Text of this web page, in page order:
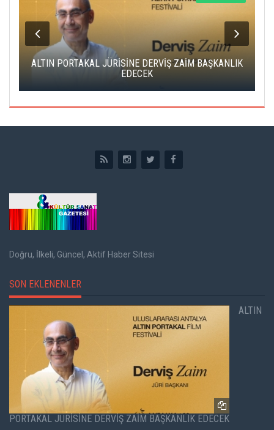
ALTIN PORTAKAL JÜRİSİNE DERVİŞ ZAİM BAŞKANLIK
EDECEK
Doğru, İlkeli, Güncel, Aktif Haber Sitesi
SON EKLENENLER
ALTIN
PORTAKAL JÜRİSİNE DERVİŞ ZAİM BAŞKANLIK EDECEK